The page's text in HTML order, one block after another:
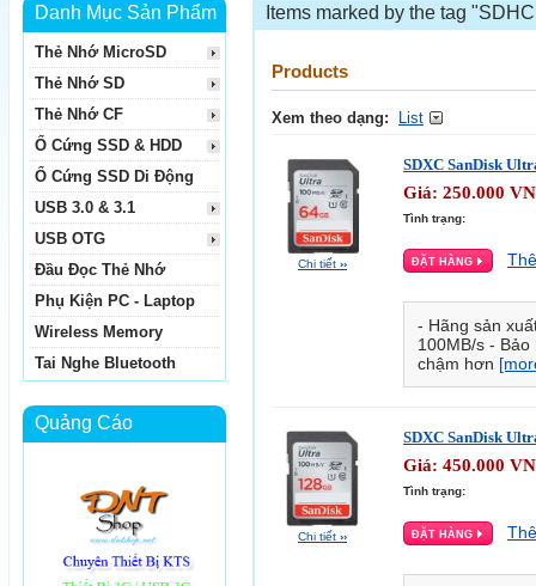
Items marked by the tag
Products
Xem theo dạng: List
Chi tiết ››
SDXC SanDisk
Giá: 250.000
Tình trạng:
- Hãng sản
100MB/s -
chậm hơn
Chi tiết ››
SDXC SanDisk
Giá: 450.000
Tình trạng:
Danh Mục Sản Phẩm
Thẻ Nhớ MicroSD
Thẻ Nhớ SD
Thẻ Nhớ CF
Ổ Cứng SSD & HDD
Ổ Cứng SSD Di Động
USB 3.0 & 3.1
USB OTG
Đầu Đọc Thẻ Nhớ
Phụ Kiện PC - Laptop
Wireless Memory
Tai Nghe Bluetooth
Quảng Cáo